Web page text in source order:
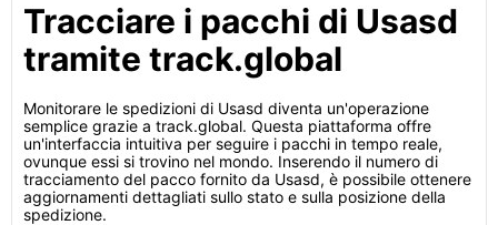
Tracciare i pacchi di Usasd
tramite track.global
Monitorare le spedizioni di Usasd diventa un'operazione
semplice grazie a track.global. Questa piattaforma offre
un'interfaccia intuitiva per seguire i pacchi in tempo reale,
ovunque essi si trovino nel mondo. Inserendo il numero di
tracciamento del pacco fornito da Usasd, è possibile ottenere
aggiornamenti dettagliati sullo stato e sulla posizione della
spedizione.